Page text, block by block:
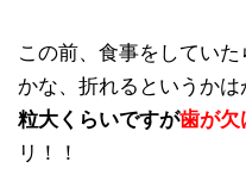
この前、食事をしてい
かな、折れるというか
粒大くらいですが歯が欠
リ！！